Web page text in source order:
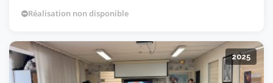
Réalisation non disponible
2025